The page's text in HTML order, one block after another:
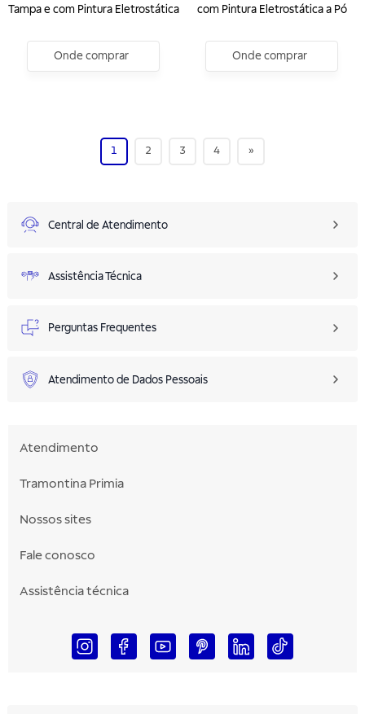
Tampa e com Pintura Eletrostática
Onde comprar
com Pintura Eletrostática a Pó
Onde comprar
1 2 3 4 »
Central de Atendimento
Assistência Técnica
Perguntas Frequentes
Atendimento de Dados Pessoais
Atendimento
Tramontina Primia
Nossos sites
Fale conosco
Assistência técnica